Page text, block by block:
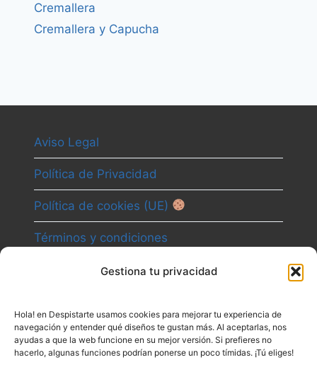
Gestiona tu privacidad
Hola! en Despistarte usamos cookies para mejorar tu experiencia de
navegación y entender qué diseños te gustan más. Al aceptarlas, nos
ayudas a que la web funcione en su mejor versión. Si prefieres no
hacerlo, algunas funciones podrían ponerse un poco tímidas. ¡Tú eliges!
Cremallera
Cremallera y Capucha
Aviso Legal
Política de Privacidad
Política de cookies (UE)
Términos y condiciones
Canal
Contacto